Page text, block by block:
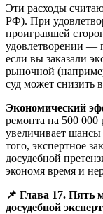
Эти расходы
РФ). При
проигравшей
удовлетворении —
если вы заказали
рыночной
суд может снизить
Экономический
ремонта на 500 000
увеличивает
того, экспертное
досудебной
экономя время и
📌 Глава 17. Пять
досудебной